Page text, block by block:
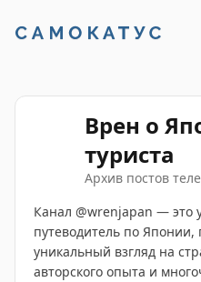
Врен о
туриста
Архив постов
Канал @wrenjapan — это
путеводитель по
уникальный взгляд на
авторского опыта и